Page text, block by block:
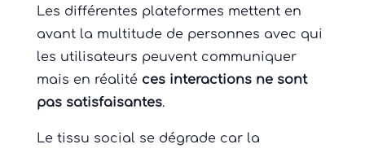
Les différentes plateformes mettent en
avant la multitude de personnes avec qui
les utilisateurs peuvent communiquer
mais en réalité ces interactions ne sont
pas satisfaisantes.
Le tissu social se dégrade car la